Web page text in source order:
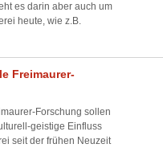
es darin aber auch um
heute, wie z.B.
Freimaurer-
Forschung sollen
geistige Einfluss
seit der frühen Neuzeit